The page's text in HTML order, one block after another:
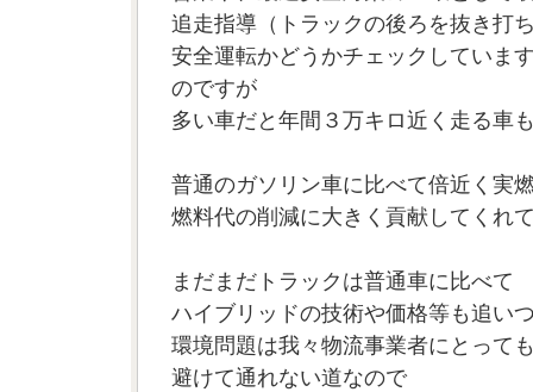
追走指導（トラックの後ろを抜き打
安全運転かどうかチェックしていま
のですが
多い車だと年間３万キロ近く走る車
普通のガソリン車に比べて倍近く実
燃料代の削減に大きく貢献してくれ
まだまだトラックは普通車に比べて
ハイブリッドの技術や価格等も追い
環境問題は我々物流事業者にとって
避けて通れない道なので